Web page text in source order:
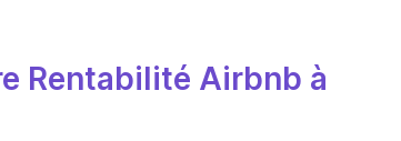
Rentabilité Airbnb à